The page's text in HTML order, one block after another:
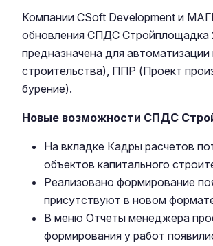
Компании CSoft Development и
обновления СПДС Стройплощадка
предназначена для
строительства), ППР (Проект
бурение).
Новые возможности СПДС
На вкладке Кадры расчетов
объектов капитального
Реализовано формирование
присутствуют в новом
В меню Отчеты менеджера
формирования у работ